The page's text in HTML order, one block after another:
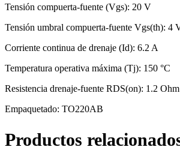
Tensión compuerta-fuente (Vgs): 20 V
Tensión umbral compuerta-fuente Vgs(th): 4
Corriente continua de drenaje (Id): 6.2 A
Temperatura operativa máxima (Tj): 150 °C
Resistencia drenaje-fuente RDS(on): 1.2 Ohm
Empaquetado: TO220AB
Productos